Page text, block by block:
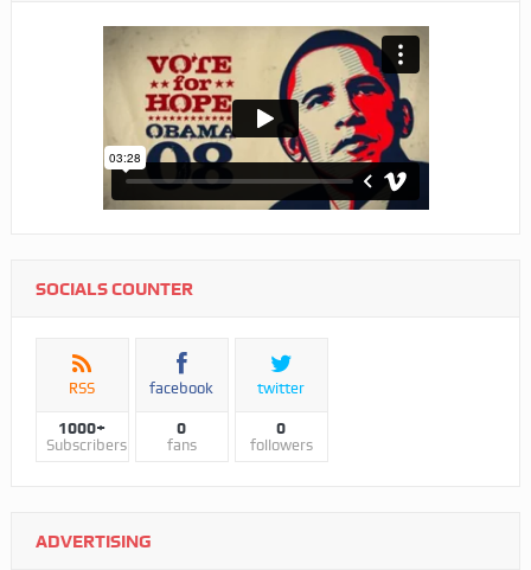
SOCIALS COUNTER
RSS
1000+
Subscribers
facebook
0
fans
twitter
0
followers
ADVERTISING